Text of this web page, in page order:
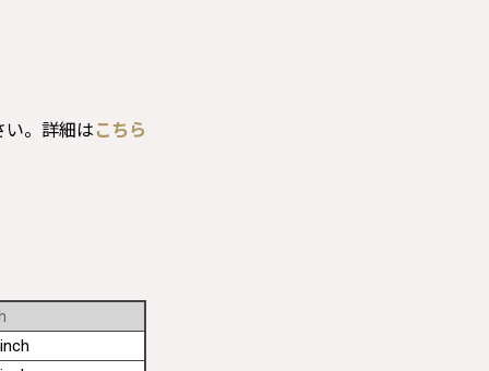
い。詳細は こちら